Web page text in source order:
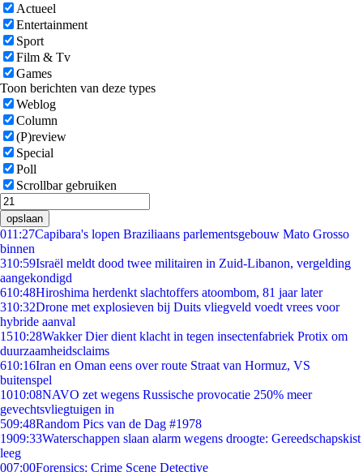
Actueel
Entertainment
Sport
Film & Tv
Games
Toon berichten van deze types
Weblog
Column
(P)review
Special
Poll
Scrollbar gebruiken
opslaan
011:27Capibara's lopen Braziliaans parlementsgebouw Mato Grosso
binnen
310:59Israël meldt dood twee militairen in Zuid-Libanon, vergelding
aangekondigd
610:48Hiroshima herdenkt slachtoffers atoombom, 81 jaar later
310:32Drone met explosieven bij Duits vliegveld voedt vrees voor
hybride aanval
1510:28Wakker Dier dient klacht in tegen insectenfabriek Protix om
duurzaamheidsclaims
610:16Iran en Oman eens over route Straat van Hormuz, VS
buitenspel
1010:08NAVO zet wegens Russische provocatie 250% meer
gevechtsvliegtuigen in
509:48Random Pics van de Dag #1978
1909:33Waterschappen slaan alarm wegens droogte: Gereedschapskist
leeg
007:00Forensics: Crime Scene Detective